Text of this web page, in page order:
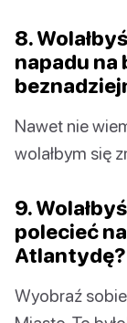
8.
napadu na
Nawet nie
wolałbym się
9.
polecieć
Atlantydę?
Wyobraź